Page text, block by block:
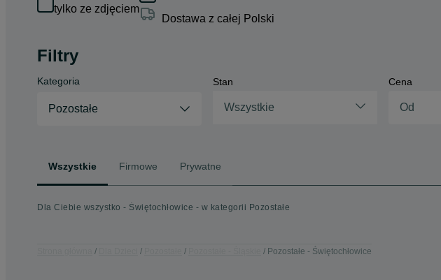
tylko ze zdjęciem
Dostawa z całej Polski
Filtry
Kategoria
Pozostałe
Stan
Wszystkie
Cena
Wszystkie Firmowe Prywatne
Dla Ciebie wszystko - Świętochłowice - w kategorii Pozostałe
Pozostałe - Świętochłowice